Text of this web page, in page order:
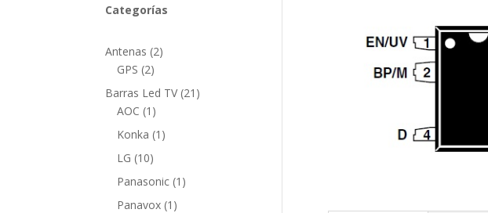
Categorías
Antenas 22
GPS 22
productos
Barras Led TV 21 21
AOC 1 1
producto
Konka 1 1
LG 1010
productos
Panasonic 1 1
Panavox 1 1